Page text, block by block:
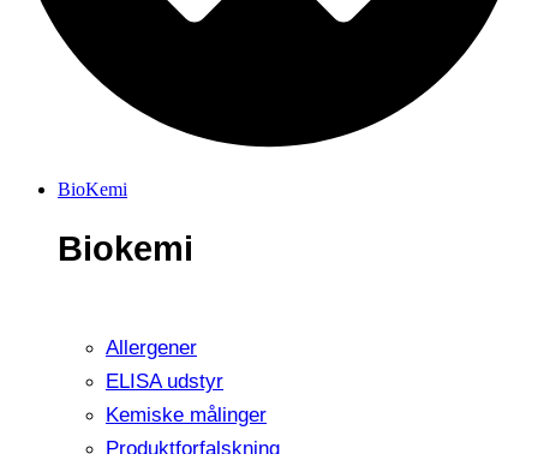
BioKemi
Biokemi
Allergener
ELISA udstyr
Kemiske målinger
Produktforfalskning